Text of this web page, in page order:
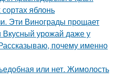
яблонь
Эти Винограды прощает
урожай даже у
почему именно
или нет. Жимолость